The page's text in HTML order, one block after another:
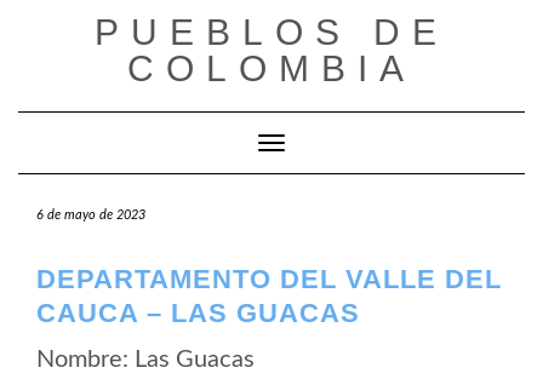
PUEBLOS DE
COLOMBIA
Cambiar modo de navegación
6 de mayo de 2023
DEPARTAMENTO DEL VALLE DEL
CAUCA – LAS GUACAS
Nombre: Las Guacas